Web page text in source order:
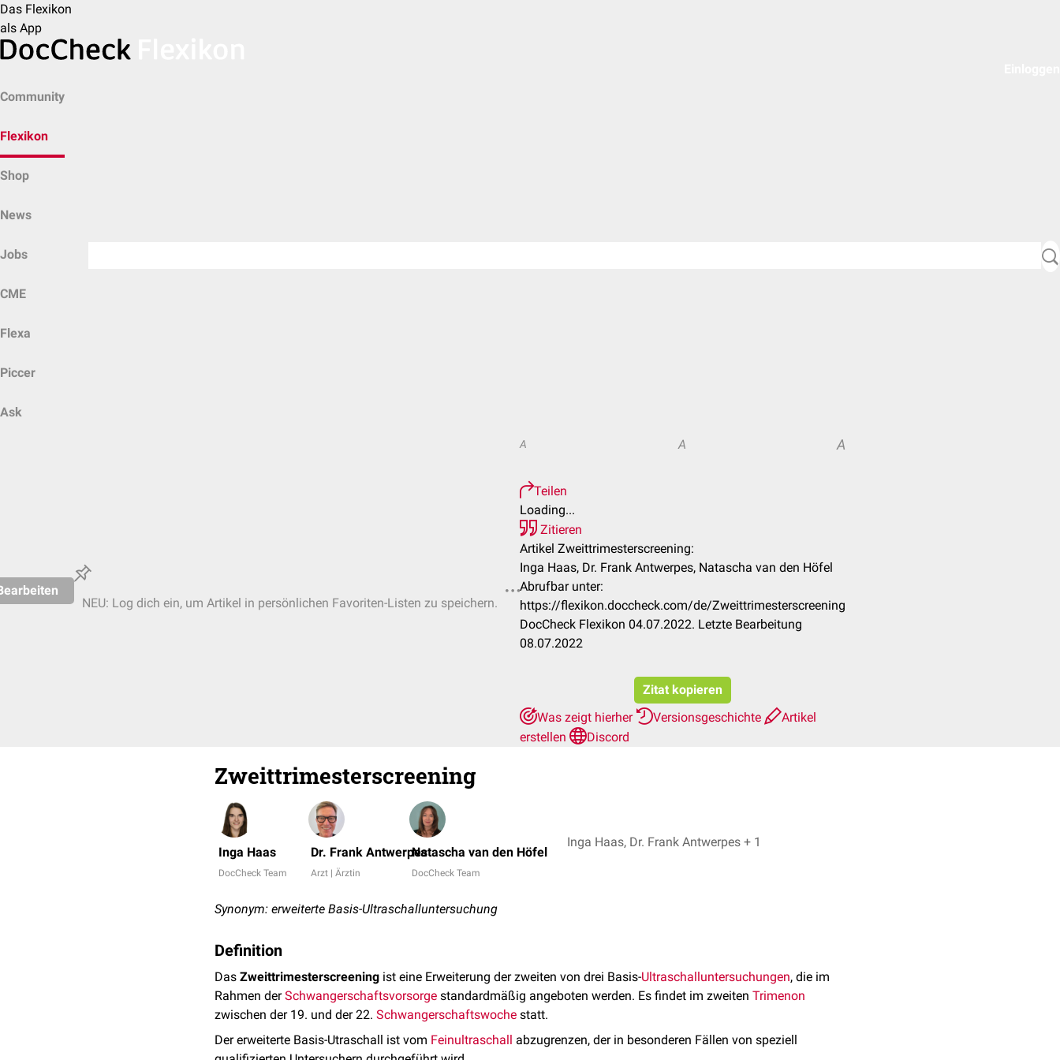
Das Flexikon
als App
Community
Flexikon
Shop
News
Jobs
CME
Flexa
Piccer
Ask
NEU: Log dich ein, um Artikel in persönlichen Favoriten-Listen zu speichern.
A A A
Teilen
Loading...
Zitieren
Artikel Zweittrimesterscreening:
Inga Haas, Dr. Frank Antwerpes, Natascha van den Höfel
Abrufbar unter:
https://flexikon.doccheck.com/de/Zweittrimesterscreening
DocCheck Flexikon 04.07.2022. Letzte Bearbeitung
08.07.2022
Zitat kopieren
Was zeigt hierher
Versionsgeschichte
Artikel
erstellen
Discord
Zweittrimesterscreening
Inga Haas
DocCheck Team
Dr. Frank Antwerpes
Arzt | Ärztin
Natascha van den Höfel
DocCheck Team
Inga Haas, Dr. Frank Antwerpes + 1
Synonym: erweiterte Basis-Ultraschalluntersuchung
Definition
Das Zweittrimesterscreening ist eine Erweiterung der zweiten von drei Basis-Ultraschalluntersuchungen, die im
Rahmen derSchwangerschaftsvorsorge standardmäßig angeboten werden. Es findet im zweiten Trimenon
zwischen der 19. und der 22. Schwangerschaftswoche statt.
Der erweiterte Basis-Utraschall ist vom Feinultraschall abzugrenzen, der in besonderen Fällen von speziell